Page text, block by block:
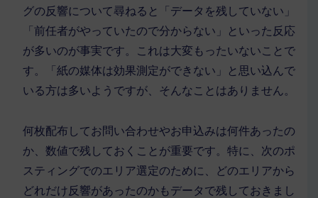
グの反響について尋ねると「データを残していない」
「前任者がやっていたので分からない」といった反応
が多いのが事実です。これは大変もったいないことで
す。「紙の媒体は効果測定ができない」と思い込んで
いる方は多いようですが、そんなことはありません。
何枚配布してお問い合わせやお申込みは何件あったの
か、数値で残しておくことが重要です。特に、次のポ
スティングでのエリア選定のために、どのエリアから
どれだけ反響があったのかもデータで残しておきまし